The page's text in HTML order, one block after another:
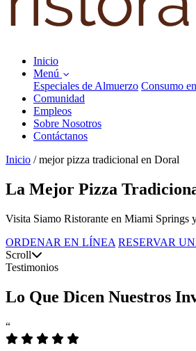
Inicio
Menú
Especiales de Almuerzo Consumo
Comunidad
Empleos
Sobre Nosotros
Contáctanos
Inicio / mejor pizza tradicional en Doral
La Mejor Pizza
Visita Siamo Ristorante en Miami Springs
ORDENAR EN LÍNEA RESERVAR
Scroll
Testimonios
Lo Que Dicen Nuestros
“